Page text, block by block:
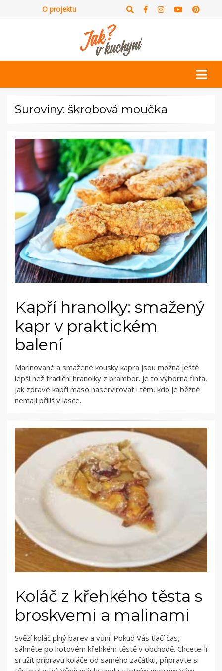
O projektu
Suroviny: škrobová moučka
Kapří hranolky: smažený
kapr v praktickém
balení
Marinované a smažené kousky kapra jsou možná ještě
lepší než tradiční hranolky z brambor. Je to výborná finta,
jak zdravé kapří maso naservírovat i těm, kdo je běžně
nemají příliš v lásce.
Koláč z křehkého těsta s
broskvemi a malinami
Svěží koláč plný barev a vůní. Pokud Vás tlačí čas,
sáhněte po hotovém křehkém těstě v obchodě. Chcete-li
si užít přípravu koláče od samého začátku, připravte si